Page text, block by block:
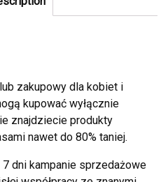
zakupowy dla kobiet i
kupować wyłącznie
znajdziecie produkty
nawet do 80% taniej.
dni kampanie sprzedażowe